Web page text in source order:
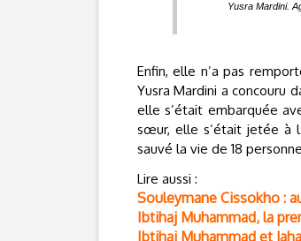
Yusra Mardini.
Enfin, elle n’a pas
Yusra Mardini a concouru
elle s’était embarquée
sœur, elle s’était jetée à
sauvé la vie de 18
Lire aussi :
Souleymane Cissokho :
Ibtihaj Muhammad, la
Ibtihaj Muhammad et